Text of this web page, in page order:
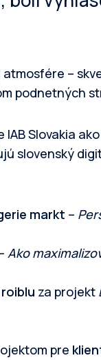
–
podnetných
Slovakia
slovenský
markt –
Ako
za projekt
pre